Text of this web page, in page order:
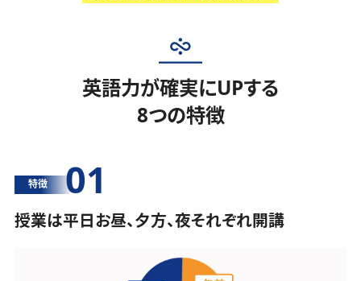
英語力が確実にUPする
8つの特徴
特徴 01
授業は平日お昼、夕方、夜それぞれ開講